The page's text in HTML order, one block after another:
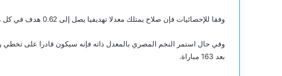
وفقا للإحصائيات فإن صلاح يمتلك معدلا تهديفيا يصل إلى 0.62 هدف في كل مباراة لصالح “الريدز”.
وفي حال استمر النجم المصري بالمعدل ذاته فإنه سيكون قادرا على تخطي
بعد 163 مباراة.